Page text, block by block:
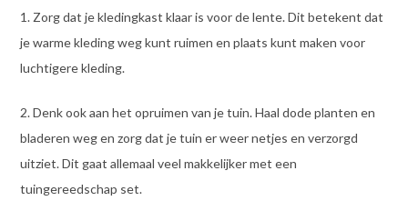
1. Zorg dat je kledingkast klaar is voor de lente. Dit betekent dat
je warme kleding weg kunt ruimen en plaats kunt maken voor
luchtigere kleding.
2. Denk ook aan het opruimen van je tuin. Haal dode planten en
bladeren weg en zorg dat je tuin er weer netjes en verzorgd
uitziet. Dit gaat allemaal veel makkelijker met een
tuingereedschap set.